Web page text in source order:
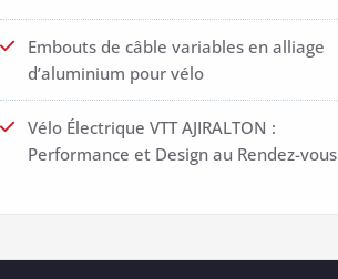
Embouts de câble variables en alliage
d’aluminium pour vélo
Vélo Électrique VTT AJIRALTON :
Performance et Design au Rendez-vous